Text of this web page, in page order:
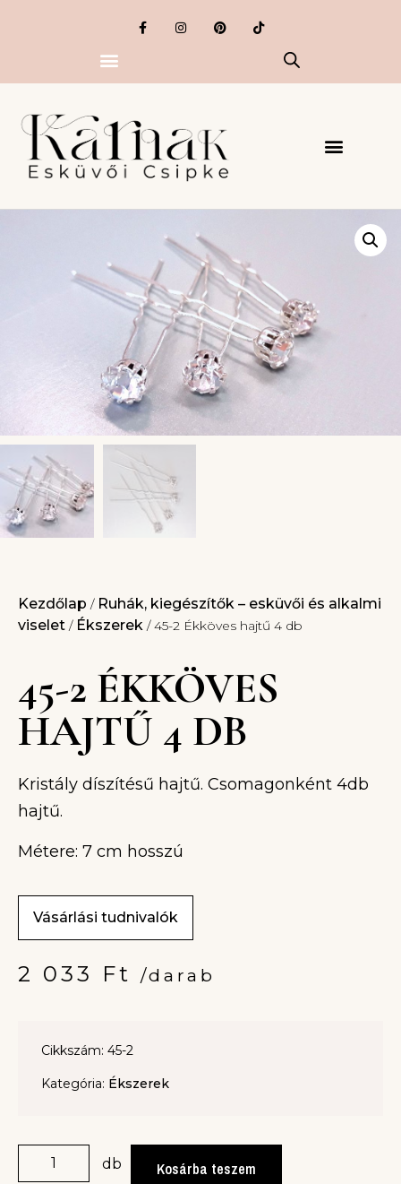
Kezdőlap / Ruhák, kiegészítők – esküvői és alkalmi
viselet / Ékszerek / 45-2 Ékköves hajtű 4 db
45-2 ÉKKÖVES
HAJTŰ 4 DB
Kristály díszítésű hajtű. Csomagonként 4db
hajtű.
Métere: 7 cm hosszú
Vásárlási tudnivalók
2 033 Ft /darab
Cikkszám: 45-2
Kategória: Ékszerek
db Kosárba teszem